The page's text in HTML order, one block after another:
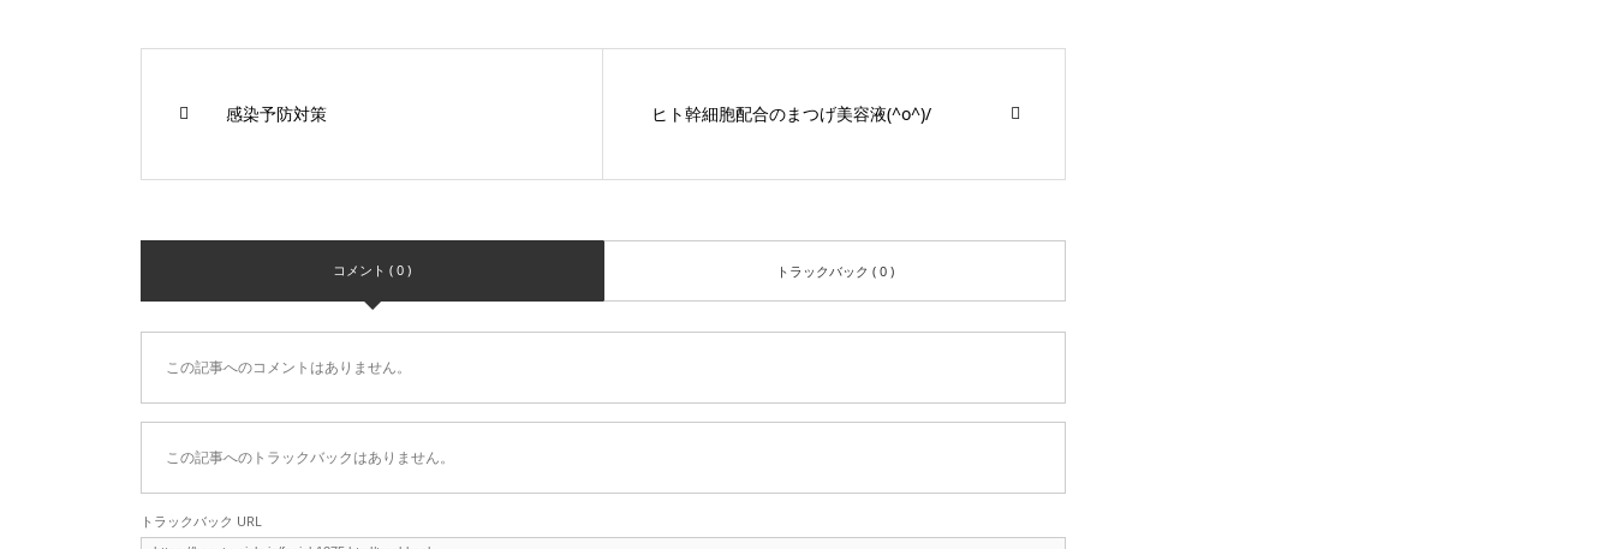
感染予防対策 ヒト幹細胞配合のまつげ美容液(^o^)/
コメント ( 0 ) トラックバック ( 0 )
この記事へのコメントはありません。
この記事へのトラックバックはありません。
トラックバック URL